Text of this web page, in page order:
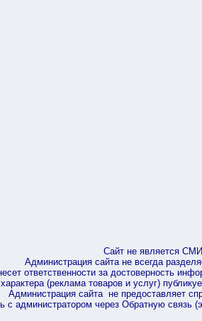
Сайт не является СМИ.
Администрация сайта не всегда
ответственности за достоверность
(реклама товаров и услуг)
Администрация сайта не предоставляет
с администратором через Обратную связь